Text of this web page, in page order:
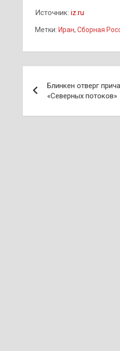
Источник: iz.ru
Метки: Иран, Сборная
по
записям
Блинкен отверг
«Северных потоков»